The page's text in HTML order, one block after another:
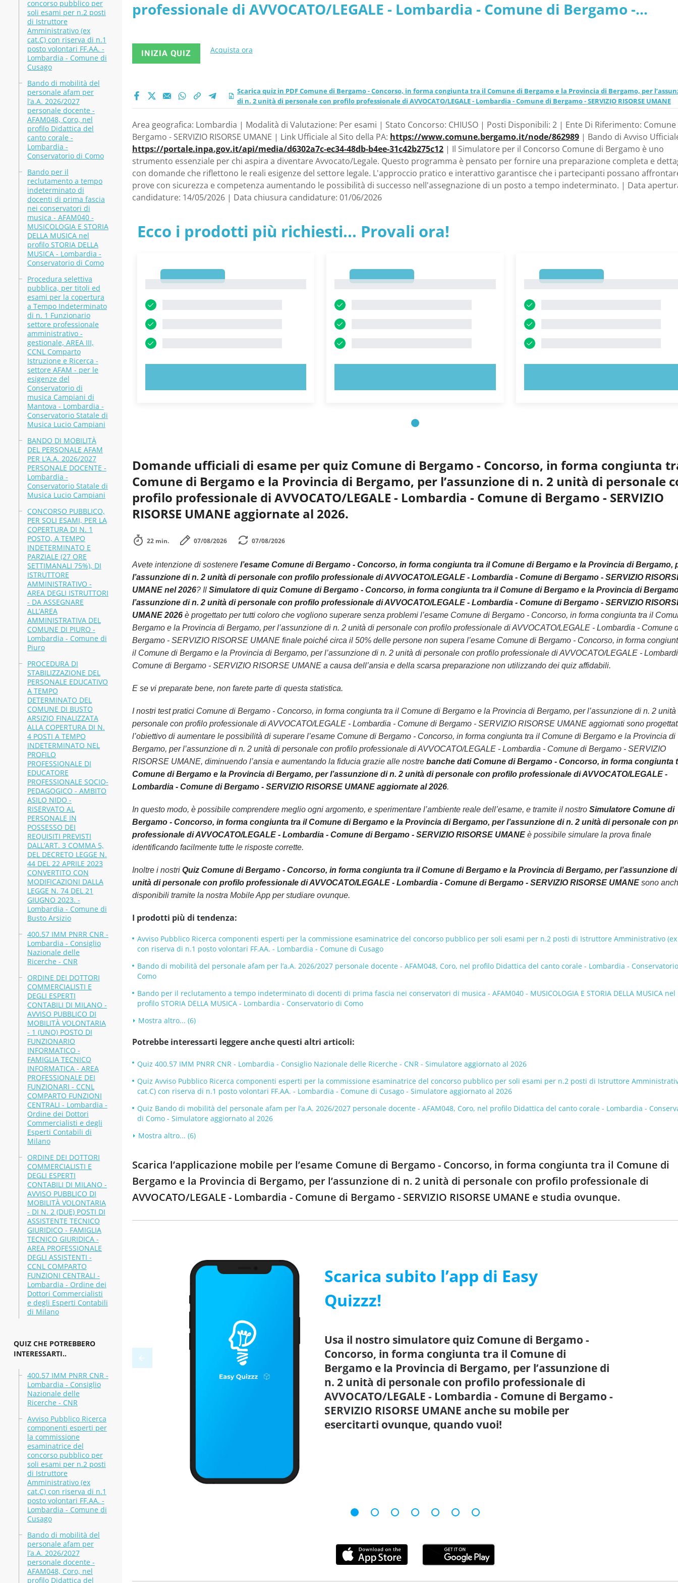
concorso pubblico per
soli esami per n.2 posti
di Istruttore
Amministrativo (ex
cat.C) con riserva di n.1
posto volontari FF.AA. -
Lombardia - Comune di
Cusago
Bando di mobilità del
personale afam per
l’a.A. 2026/2027
personale docente -
AFAM048, Coro, nel
profilo Didattica del
canto corale -
Lombardia -
Conservatorio di Como
Bando per il
reclutamento a tempo
indeterminato di
docenti di prima fascia
nei conservatori di
musica - AFAM040 -
MUSICOLOGIA E STORIA
DELLA MUSICA nel
profilo STORIA DELLA
MUSICA - Lombardia -
Conservatorio di Como
Procedura selettiva
pubblica, per titoli ed
esami per la copertura
a Tempo Indeterminato
di n. 1 Funzionario
settore professionale
amministrativo -
gestionale, AREA III,
CCNL Comparto
Istruzione e Ricerca -
settore AFAM - per le
esigenze del
Conservatorio di
musica Campiani di
Mantova - Lombardia -
Conservatorio Statale di
Musica Lucio Campiani
BANDO DI MOBILITÀ
DEL PERSONALE AFAM
PER L’A.A. 2026/2027
PERSONALE DOCENTE -
Lombardia -
Conservatorio Statale di
Musica Lucio Campiani
CONCORSO PUBBLICO,
PER SOLI ESAMI, PER LA
COPERTURA DI N. 1
POSTO, A TEMPO
INDETERMINATO E
PARZIALE (27 ORE
SETTIMANALI 75%), DI
ISTRUTTORE
AMMINISTRATIVO -
AREA DEGLI ISTRUTTORI
- DA ASSEGNARE
ALL’AREA
AMMINISTRATIVA DEL
COMUNE DI PIURO -
Lombardia - Comune di
Piuro
PROCEDURA DI
STABILIZZAZIONE DEL
PERSONALE EDUCATIVO
A TEMPO
DETERMINATO DEL
COMUNE DI BUSTO
ARSIZIO FINALIZZATA
ALLA COPERTURA DI N.
4 POSTI A TEMPO
INDETERMINATO NEL
PROFILO
PROFESSIONALE DI
EDUCATORE
PROFESSIONALE SOCIO-
PEDAGOGICO - AMBITO
ASILO NIDO -
RISERVATO AL
PERSONALE IN
POSSESSO DEI
REQUISITI PREVISTI
DALL’ART. 3 COMMA 5,
DEL DECRETO LEGGE N.
44 DEL 22 APRILE 2023
CONVERTITO CON
MODIFICAZIONI DALLA
LEGGE N. 74 DEL 21
GIUGNO 2023. -
Lombardia - Comune di
Busto Arsizio
400.57 IMM PNRR CNR -
Lombardia - Consiglio
Nazionale delle
Ricerche - CNR
ORDINE DEI DOTTORI
COMMERCIALISTI E
DEGLI ESPERTI
CONTABILI DI MILANO -
AVVISO PUBBLICO DI
MOBILITÀ VOLONTARIA
- 1 (UNO) POSTO DI
FUNZIONARIO
INFORMATICO -
FAMIGLIA TECNICO
INFORMATICA - AREA
PROFESSIONALE DEI
FUNZIONARI - CCNL
COMPARTO FUNZIONI
CENTRALI - Lombardia -
Ordine dei Dottori
Commercialisti e degli
Esperti Contabili di
Milano
ORDINE DEI DOTTORI
COMMERCIALISTI E
DEGLI ESPERTI
CONTABILI DI MILANO -
AVVISO PUBBLICO DI
MOBILITÀ VOLONTARIA
- DI N. 2 (DUE) POSTI DI
ASSISTENTE TECNICO
GIURIDICO - FAMIGLIA
TECNICO GIURIDICA -
AREA PROFESSIONALE
DEGLI ASSISTENTI -
CCNL COMPARTO
FUNZIONI CENTRALI -
Lombardia - Ordine dei
Dottori Commercialisti
e degli Esperti Contabili
di Milano
QUIZ CHE POTREBBERO
INTERESSARTI..
400.57 IMM PNRR CNR -
Lombardia - Consiglio
Nazionale delle
Ricerche - CNR
Avviso Pubblico Ricerca
componenti esperti per
la commissione
esaminatrice del
concorso pubblico per
soli esami per n.2 posti
di Istruttore
Amministrativo (ex
cat.C) con riserva di n.1
posto volontari FF.AA. -
Lombardia - Comune di
Cusago
Bando di mobilità del
personale afam per
l’a.A. 2026/2027
personale docente -
AFAM048, Coro, nel
profilo Didattica del
SERVIZIO RISORSE UMANE
professionale di AVVOCATO/LEGALE - Lombardia - Comune di Bergamo -
INIZIA QUIZ Acquista ora
Scarica quiz in PDF Comune di Bergamo - Concorso, in forma congiunta tra il Comune di Bergamo e la Provincia di Bergamo, per
di n. 2 unità di personale con profilo professionale di AVVOCATO/LEGALE - Lombardia - Comune di Bergamo - SERVIZIO RISORSE UMANE
Area geografica: Lombardia | Modalità di Valutazione: Per esami | Stato Concorso: CHIUSO | Posti Disponibili: 2 | Ente Di Riferimento: Comune
Bergamo - SERVIZIO RISORSE UMANE | Link Ufficiale al Sito della PA: https://www.comune.bergamo.it/node/862989| Bando di Avviso
https://portale.inpa.gov.it/api/media/d6302a7c-ec34-48db-b4ee-31c42b275c12| Il Simulatore per il Concorso Comune di Bergamo è uno
strumento essenziale per chi aspira a diventare Avvocato/Legale. Questo programma è pensato per fornire una preparazione completa e
con domande che riflettono le reali esigenze del settore legale. L'approccio pratico e interattivo garantisce che i partecipanti possano
prove con sicurezza e competenza aumentando le possibilità di successo nell'assegnazione di un posto a tempo indeterminato. | Data
candidature: 14/05/2026 | Data chiusura candidature: 01/06/2026
Ecco i prodotti più richiesti... Provali ora!
Domande ufficiali di esame per quiz Comune di Bergamo - Concorso, in forma congiunta
Comune di Bergamo e la Provincia di Bergamo, per l’assunzione di n. 2 unità di personale
profilo professionale di AVVOCATO/LEGALE - Lombardia - Comune di Bergamo - SERVIZIO
RISORSE UMANE aggiornate al 2026.
22 min. 07/08/2026 07/08/2026
Avete intenzione di sostenere l’esame Comune di Bergamo - Concorso, in forma congiunta tra il Comune di Bergamo e la Provincia di Bergamo,
l’assunzione di n. 2 unità di personale con profilo professionale di AVVOCATO/LEGALE - Lombardia - Comune di Bergamo - SERVIZIO
UMANE nel 2026? Il Simulatore di quiz Comune di Bergamo - Concorso, in forma congiunta tra il Comune di Bergamo e la Provincia di
l’assunzione di n. 2 unità di personale con profilo professionale di AVVOCATO/LEGALE - Lombardia - Comune di Bergamo - SERVIZIO
UMANE 2026è progettato per tutti coloro che vogliono superare senza problemi l’esame Comune di Bergamo - Concorso, in forma congiunta tra il
Bergamo e la Provincia di Bergamo, per l’assunzione di n. 2 unità di personale con profilo professionale di AVVOCATO/LEGALE - Lombardia - Comune
Bergamo - SERVIZIO RISORSE UMANE finale poiché circa il 50% delle persone non supera l’esame Comune di Bergamo - Concorso, in forma
il Comune di Bergamo e la Provincia di Bergamo, per l’assunzione di n. 2 unità di personale con profilo professionale di AVVOCATO/LEGALE -
Comune di Bergamo - SERVIZIO RISORSE UMANE a causa dell’ansia e della scarsa preparazione non utilizzando dei quiz affidabili.
E se vi preparate bene, non farete parte di questa statistica.
I nostri test pratici Comune di Bergamo - Concorso, in forma congiunta tra il Comune di Bergamo e la Provincia di Bergamo, per l’assunzione di n. 2 unità
personale con profilo professionale di AVVOCATO/LEGALE - Lombardia - Comune di Bergamo - SERVIZIO RISORSE UMANE aggiornati sono
l’obiettivo di aumentare le possibilità di superare l’esame Comune di Bergamo - Concorso, in forma congiunta tra il Comune di Bergamo e la Provincia di
Bergamo, per l’assunzione di n. 2 unità di personale con profilo professionale di AVVOCATO/LEGALE - Lombardia - Comune di Bergamo - SERVIZIO
RISORSE UMANE, diminuendo l’ansia e aumentando la fiducia grazie alle nostre banche dati Comune di Bergamo - Concorso, in forma congiunta
Comune di Bergamo e la Provincia di Bergamo, per l’assunzione di n. 2 unità di personale con profilo professionale di AVVOCATO/LEGALE -
Lombardia - Comune di Bergamo - SERVIZIO RISORSE UMANE aggiornate al 2026.
In questo modo, è possibile comprendere meglio ogni argomento, e sperimentare l’ambiente reale dell’esame, e tramite il nostro Simulatore Comune di
Bergamo - Concorso, in forma congiunta tra il Comune di Bergamo e la Provincia di Bergamo, per l’assunzione di n. 2 unità di personale con
professionale di AVVOCATO/LEGALE - Lombardia - Comune di Bergamo - SERVIZIO RISORSE UMANEè possibile simulare la prova finale
identificando facilmente tutte le risposte corrette.
Inoltre i nostri Quiz Comune di Bergamo - Concorso, in forma congiunta tra il Comune di Bergamo e la Provincia di Bergamo, per l’assunzione di
unità di personale con profilo professionale di AVVOCATO/LEGALE - Lombardia - Comune di Bergamo - SERVIZIO RISORSE UMANEsono
disponibili tramite la nostra Mobile App per studiare ovunque.
I prodotti più di tendenza:
Avviso Pubblico Ricerca componenti esperti per la commissione esaminatrice del concorso pubblico per soli esami per n.2 posti di Istruttore Amministrativo (ex
con riserva di n.1 posto volontari FF.AA. - Lombardia - Comune di Cusago
Bando di mobilità del personale afam per l’a.A. 2026/2027 personale docente - AFAM048, Coro, nel profilo Didattica del canto corale - Lombardia -
Como
Bando per il reclutamento a tempo indeterminato di docenti di prima fascia nei conservatori di musica - AFAM040 - MUSICOLOGIA E STORIA DELLA MUSICA nel
profilo STORIA DELLA MUSICA - Lombardia - Conservatorio di Como
Mostra altro... (6)
Potrebbe interessarti leggere anche questi altri articoli:
Quiz 400.57 IMM PNRR CNR - Lombardia - Consiglio Nazionale delle Ricerche - CNR - Simulatore aggiornato al 2026
Quiz Avviso Pubblico Ricerca componenti esperti per la commissione esaminatrice del concorso pubblico per soli esami per n.2 posti di Istruttore
cat.C) con riserva di n.1 posto volontari FF.AA. - Lombardia - Comune di Cusago - Simulatore aggiornato al 2026
Quiz Bando di mobilità del personale afam per l’a.A. 2026/2027 personale docente - AFAM048, Coro, nel profilo Didattica del canto corale - Lombardia -
di Como - Simulatore aggiornato al 2026
Mostra altro... (6)
Scarica l’applicazione mobile per l’esame Comune di Bergamo - Concorso, in forma congiunta tra il Comune di
Bergamo e la Provincia di Bergamo, per l’assunzione di n. 2 unità di personale con profilo professionale di
AVVOCATO/LEGALE - Lombardia - Comune di Bergamo - SERVIZIO RISORSE UMANE e studia ovunque.
Scarica subito l’app di Easy
Quizzz!
Usa il nostro simulatore quiz Comune di Bergamo -
Concorso, in forma congiunta tra il Comune di
Bergamo e la Provincia di Bergamo, per l’assunzione di
n. 2 unità di personale con profilo professionale di
AVVOCATO/LEGALE - Lombardia - Comune di Bergamo -
SERVIZIO RISORSE UMANE anche su mobile per
esercitarti ovunque, quando vuoi!